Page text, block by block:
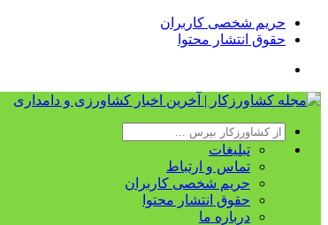
حریم شخصی کاربران
حقوق انتشار محتوا
تبلیغات
تماس و ارتباط
حریم شخصی کاربران
حقوق انتشار محتوا
درباره ما